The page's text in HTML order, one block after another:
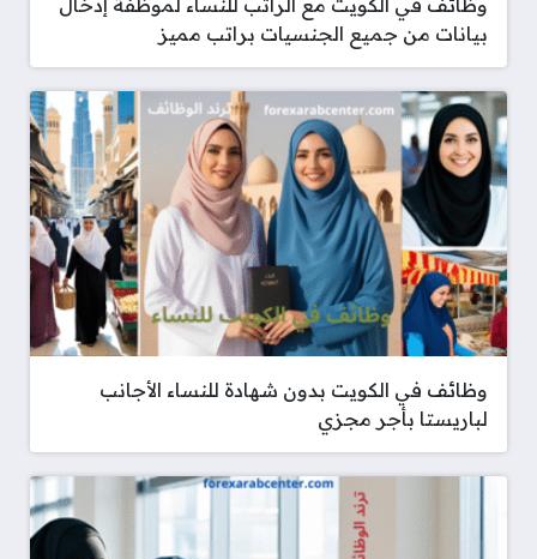
وظائف في الكويت مع الراتب للنساء لموظفة إدخال
بيانات من جميع الجنسيات براتب مميز
وظائف في الكويت بدون شهادة للنساء الأجانب
لباريستا بأجر مجزي